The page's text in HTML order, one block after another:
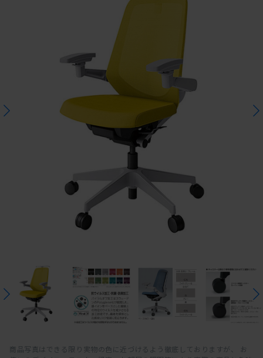
商品写真はできる限り実物の色に近づけるよう徹底しておりますが、 お